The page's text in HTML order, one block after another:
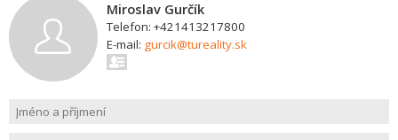
Miroslav Gurčík
Telefon: +421413217800
E-mail: gurcik@tureality.sk